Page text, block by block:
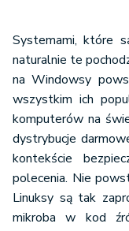
Systemami, które
naturalnie te
na Windowsy
wszystkim ich
komputerów na
dystrybucje
kontekście
polecenia. Nie
Linuksy są tak
mikroba w kod